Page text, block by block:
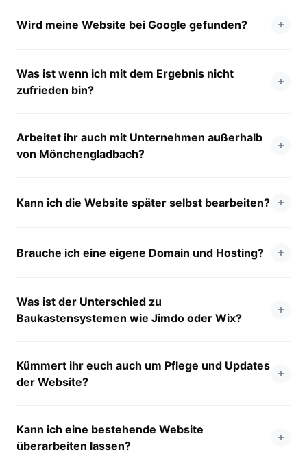
Wird meine Website bei Google gefunden?
Was ist wenn ich mit dem Ergebnis nicht
zufrieden bin?
Arbeitet ihr auch mit Unternehmen außerhalb
von Mönchengladbach?
Kann ich die Website später selbst bearbeiten?
Brauche ich eine eigene Domain und Hosting?
Was ist der Unterschied zu
Baukastensystemen wie Jimdo oder Wix?
Kümmert ihr euch auch um Pflege und Updates
der Website?
Kann ich eine bestehende Website
überarbeiten lassen?